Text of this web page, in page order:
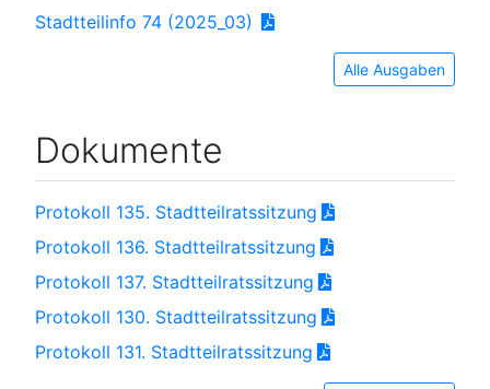
Stadtteilinfo 74 (2025_03)
Alle Ausgaben
Dokumente
Protokoll 135. Stadtteilratssitzung
Protokoll 136. Stadtteilratssitzung
Protokoll 137. Stadtteilratssitzung
Protokoll 130. Stadtteilratssitzung
Protokoll 131. Stadtteilratssitzung